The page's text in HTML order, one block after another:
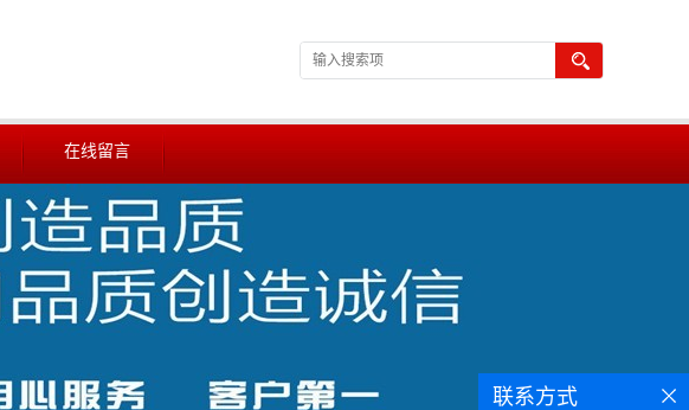
在线留言
联系方式